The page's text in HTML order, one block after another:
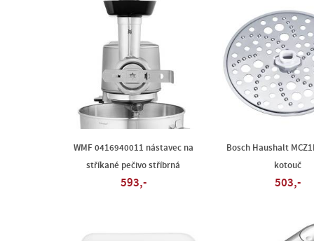
WMF 0416940011 nástavec na
stříkané pečivo stříbrná
593,-
Bosch Haushalt
kotouč
503,-